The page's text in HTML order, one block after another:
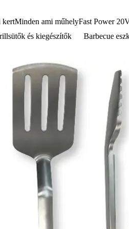
kertMinden ami műhelyFast Power
és kiegészítők Barbecue